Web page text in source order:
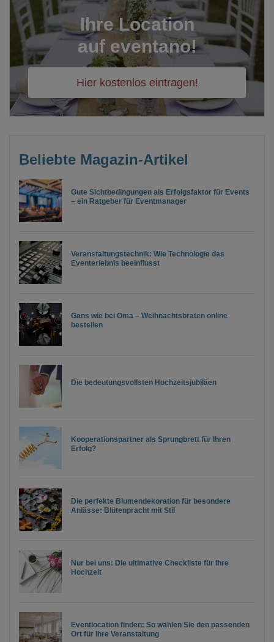
Ihre Location
auf eventano!
Hier kostenlos eintragen!
Beliebte Magazin-Artikel
Gute Sichtbedingungen als Erfolgsfaktor für Events
– ein Ratgeber für Eventmanager
Veranstaltungstechnik: Wie Technologie das
Eventerlebnis beeinflusst
Gans wie bei Oma – Weihnachtsbraten online
bestellen
Die bedeutungsvollsten Hochzeitsjubiläen
Kooperationspartner als Sprungbrett für Ihren
Erfolg?
Die perfekte Blumendekoration für besondere
Anlässe: Blütenpracht mit Stil
Nur bei uns: Die ultimative Checkliste für Ihre
Hochzeit
Eventlocation finden: So wählen Sie den passenden
Ort für Ihre Veranstaltung